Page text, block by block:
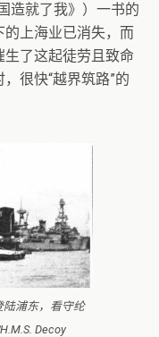
造就了我》）一书的
上海业已消失，而
了这起徒劳且致命
很快“越界筑路”的
陆浦东，看守纶
Decoy